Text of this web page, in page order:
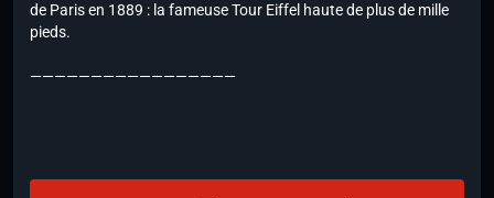
de Paris en 1889 : la fameuse Tour Eiffel haute de plus de mille
pieds.
—————————————————